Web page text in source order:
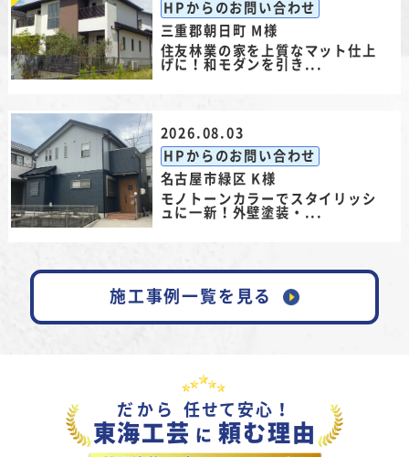
HPからのお問い合わせ
三重郡朝日町 M様
住友林業の家を上質なマット仕上
げに！和モダンを引き...
2026.08.03
HPからのお問い合わせ
名古屋市緑区 K様
モノトーンカラーでスタイリッシ
ュに一新！外壁塗装・...
施工事例一覧を見る
だから 任せて安心！
東海工芸 に 頼む理由